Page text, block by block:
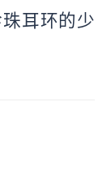
耳环的少